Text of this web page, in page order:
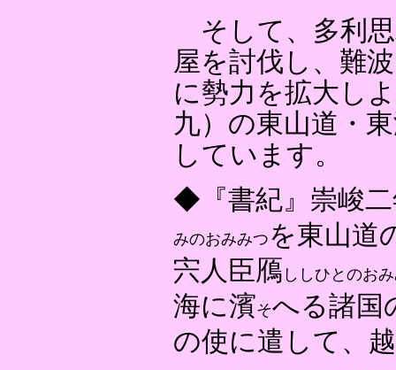
そして、多利
屋を討伐し、難
に勢力を拡大し
九）の東山道・
しています。
◆『書紀』崇峻二
みのおみみつ を東山道
宍人臣鴈 ししひとのお
海に濱そへる諸国
の使に遣して、